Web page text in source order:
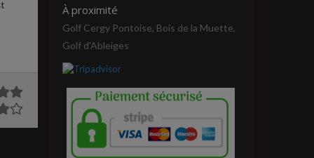
À proximité
Golf Cergy Pontoise, Bois de la Muette,
Golf d'Ableiges